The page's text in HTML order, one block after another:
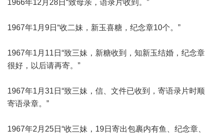
1966年12月28日“致母亲，语录片收到。”
1967年1月9日“收二妹，新玉喜糖，纪念章10个。”
1967年1月11日“致三妹，新糖收到，知新玉结婚，纪念章
很好，以后请再寄。”
1967年1月31日“致三妹，信、文件已收到，寄语录片时顺
寄语录章。”
1967年2月25日“收三妹，19日寄出包裹内有鱼、纪念章、